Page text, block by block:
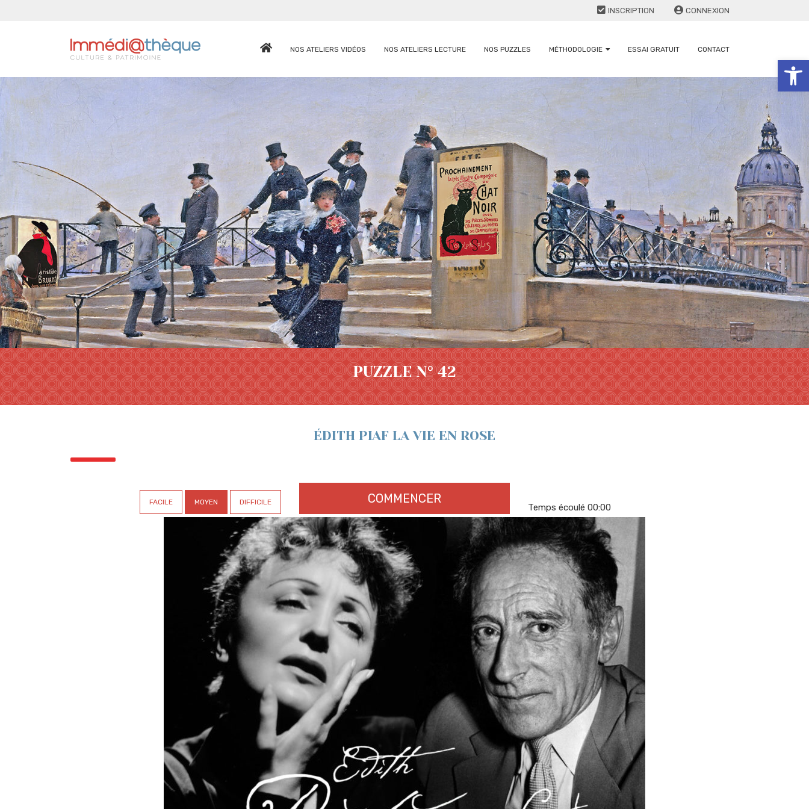
INSCRIPTION CONNEXION
NOS ATELIERS VIDÉOS NOS ATELIERS LECTURE NOS PUZZLES MÉTHODOLOGIE ESSAI GRATUIT CONTACT
PUZZLE N° 42
ÉDITH PIAF LA VIE EN ROSE
FACILE MOYEN DIFFICILE COMMENCER
Temps écoulé 00:00